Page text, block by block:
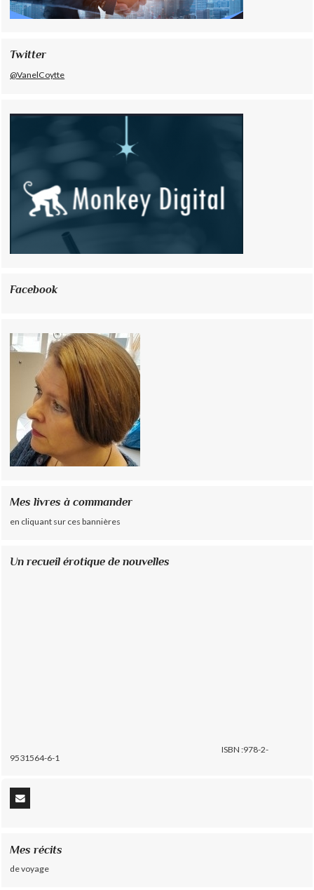
Twitter
@VanelCoytte
Facebook
Mes livres à commander
en cliquant sur ces bannières
Un recueil érotique de nouvelles
ISBN :978-2-
9531564-6-1
Mes récits
de voyage